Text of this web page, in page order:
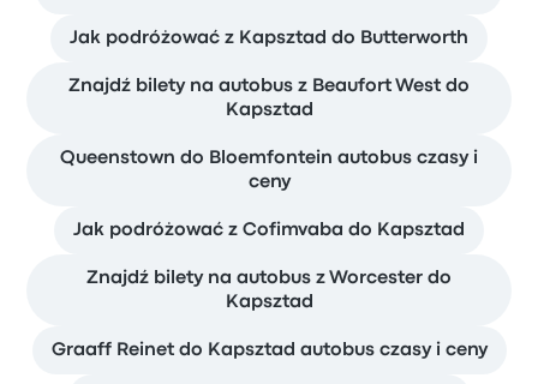
Jak podróżować z Kapsztad do Butterworth
Znajdź bilety na autobus z Beaufort West do
Kapsztad
Queenstown do Bloemfontein autobus czasy i
ceny
Jak podróżować z Cofimvaba do Kapsztad
Znajdź bilety na autobus z Worcester do
Kapsztad
Graaff Reinet do Kapsztad autobus czasy i ceny